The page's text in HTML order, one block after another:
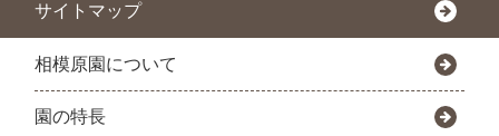
サイトマップ
相模原園について
園の特長